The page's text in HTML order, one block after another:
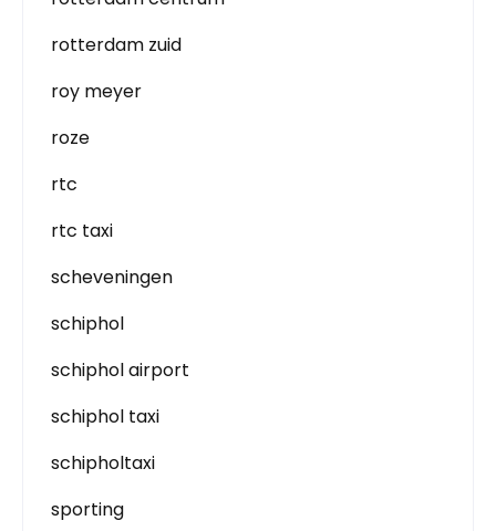
rotterdam zuid
roy meyer
roze
rtc
rtc taxi
scheveningen
schiphol
schiphol airport
schiphol taxi
schipholtaxi
sporting